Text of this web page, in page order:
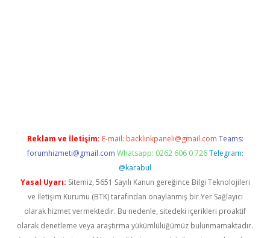
Reklam ve İletişim: E-mail: backlinkpaneli@gmail.com Teams:
forumhizmeti@gmail.com Whatsapp: 0262 606 0 726 Telegram:
@karabul
Yasal Uyarı: Sitemiz, 5651 Sayılı Kanun gereğince Bilgi Teknolojileri
ve İletişim Kurumu (BTK) tarafından onaylanmış bir Yer Sağlayıcı
olarak hizmet vermektedir. Bu nedenle, sitedeki içerikleri proaktif
olarak denetleme veya araştırma yükümlülüğümüz bulunmamaktadır.